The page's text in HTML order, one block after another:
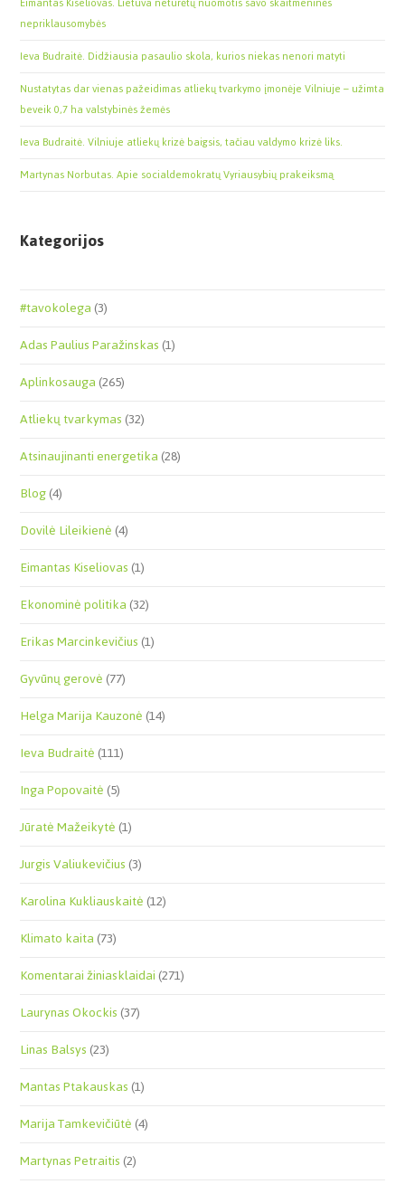
nepriklausomybės
Ieva Budraitė. Didžiausia pasaulio skola, kurios niekas nenori matyti
Nustatytas dar vienas pažeidimas atliekų tvarkymo įmonėje Vilniuje – užimta
beveik 0,7 ha valstybinės žemės
Ieva Budraitė. Vilniuje atliekų krizė baigsis, tačiau valdymo krizė liks.
Martynas Norbutas. Apie socialdemokratų Vyriausybių prakeiksmą
Kategorijos
#tavokolega(3)
Adas Paulius Paražinskas(1)
Aplinkosauga(265)
Atliekų tvarkymas(32)
Atsinaujinanti energetika(28)
Blog(4)
Dovilė Lileikienė(4)
Eimantas Kiseliovas(1)
Ekonominė politika(32)
Erikas Marcinkevičius(1)
Gyvūnų gerovė(77)
Helga Marija Kauzonė(14)
Ieva Budraitė(111)
Inga Popovaitė(5)
Jūratė Mažeikytė(1)
Jurgis Valiukevičius(3)
Karolina Kukliauskaitė(12)
Klimato kaita(73)
Komentarai žiniasklaidai(271)
Laurynas Okockis(37)
Linas Balsys(23)
Mantas Ptakauskas(1)
Marija Tamkevičiūtė(4)
Martynas Petraitis(2)